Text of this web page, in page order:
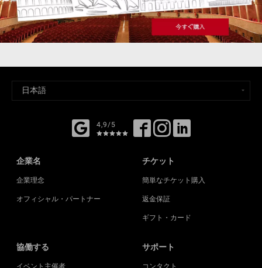
4,9/5
企業名
企業理念
オフィシャル・パートナー
チケット
簡単なチケット購入
返金保証
ギフト・カード
協働する サポート